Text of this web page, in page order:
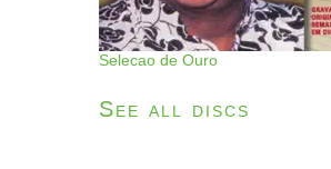
Selecao de Ouro
See all discs